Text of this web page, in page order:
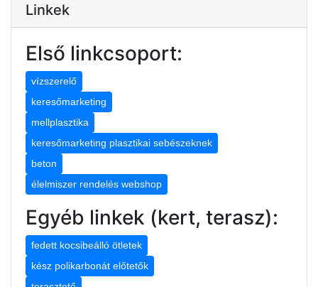
Linkek
Első linkcsoport:
vízszerelő
keresőmarketing
mellplasztika
keresőmarketing plasztikai sebészeknek
beton
élelmiszer rendelés webshop
Egyéb linkek (kert, terasz):
fedett kocsibeálló ötletek
kész polikarbonát előtetők